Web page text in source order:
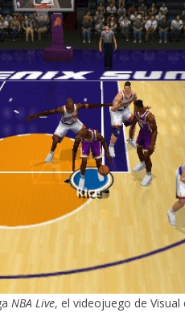
NBA Live, el videojuego de